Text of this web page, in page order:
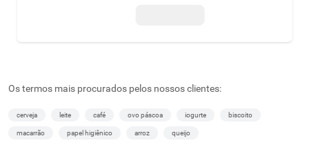
Os termos mais procurados pelos nossos clientes:
cerveja leite café ovo páscoa iogurte biscoito
macarrão papel higiênico arroz queijo